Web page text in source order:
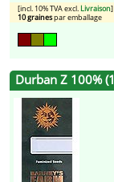
[incl. 10% TVA excl. Livraison]
10 grainespar emballage
Durban Z 100%